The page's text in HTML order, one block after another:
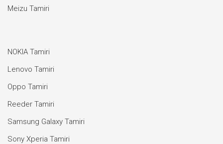
Meizu Tamiri
NOKIA Tamiri
Lenovo Tamiri
Oppo Tamiri
Reeder Tamiri
Samsung Galaxy Tamiri
Sony Xperia Tamiri